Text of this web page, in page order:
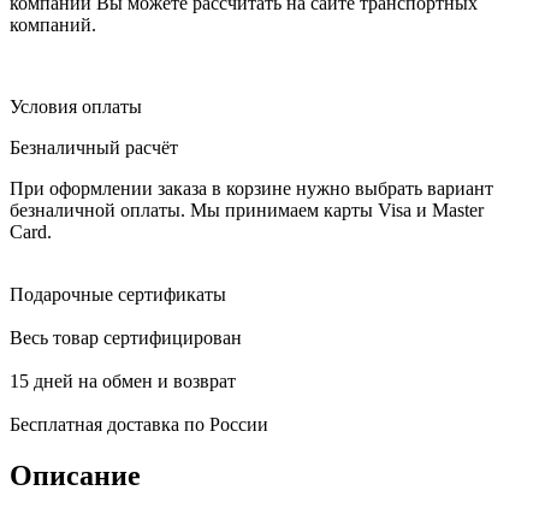
компаний.
Условия оплаты
Безналичный расчёт
При оформлении заказа в корзине нужно выбрать вариант
безналичной оплаты. Мы принимаем карты Visa и Master
Card.
Подарочные сертификаты
Весь товар сертифицирован
15 дней на обмен и возврат
Бесплатная доставка по России
Описание